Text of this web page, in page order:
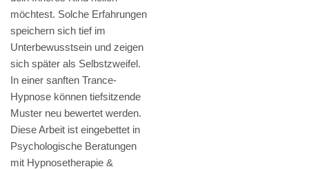
möchtest. Solche Erfahrungen
speichern sich tief im
Unterbewusstsein und zeigen
sich später als Selbstzweifel.
In einer sanften Trance-
Hypnose können tiefsitzende
Muster neu bewertet werden.
Diese Arbeit ist eingebettet in
Psychologische Beratungen
mit Hypnosetherapie &